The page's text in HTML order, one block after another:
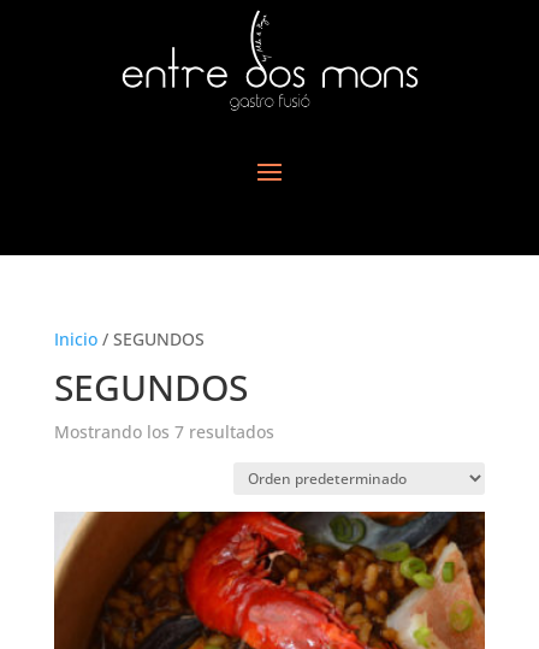
Inicio/ SEGUNDOS
SEGUNDOS
Mostrando los 7 resultados